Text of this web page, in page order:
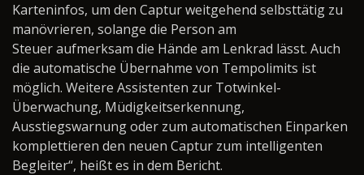
Karteninfos, um den Captur weitgehend selbsttätig zu
manövrieren, solange die Person am
Steuer aufmerksam die Hände am Lenkrad lässt. Auch
die automatische Übernahme von Tempolimits ist
möglich. Weitere Assistenten zur Totwinkel-
Überwachung, Müdigkeitserkennung,
Ausstiegswarnung oder zum automatischen Einparken
komplettieren den neuen Captur zum intelligenten
Begleiter“, heißt es in dem Bericht.